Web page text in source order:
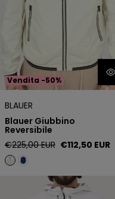
Vendita -50%
BLAUER
Blauer Giubbino
Reversibile
Prezzo
regolare
€225,00 EUR Prezzo
€112,50 EUR
Ciesse Piumini Giubbino